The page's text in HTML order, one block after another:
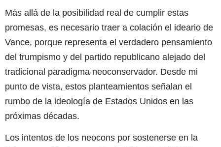
Más allá de la posibilidad real de cumplir estas
promesas, es necesario traer a colación el ideario de
Vance, porque representa el verdadero pensamiento
del trumpismo y del partido republicano alejado del
tradicional paradigma neoconservador. Desde mi
punto de vista, estos planteamientos señalan el
rumbo de la ideología de Estados Unidos en las
próximas décadas.
Los intentos de los neocons por sostenerse en la